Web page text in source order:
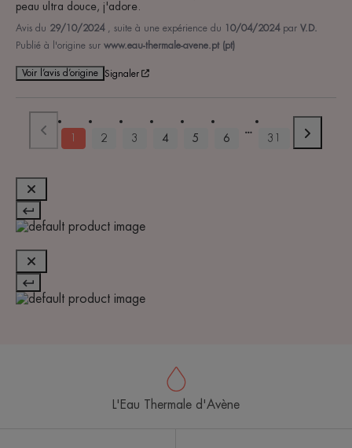
peau ultra douce, j'adore.
Avis du 29/10/2024 , suite à une expérience du 10/04/2024 par V.D.
Publié à l'origine sur www.eau-thermale-avene.pt (pt)
Voir l’avis d’origine Signaler
2 3 4 5 6 31
L'Eau Thermale d'Avène